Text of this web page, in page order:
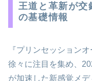
王道と革新が
の基礎情報
『プリンセッション
徐々に注目を集め、
が加速した新感覚メ